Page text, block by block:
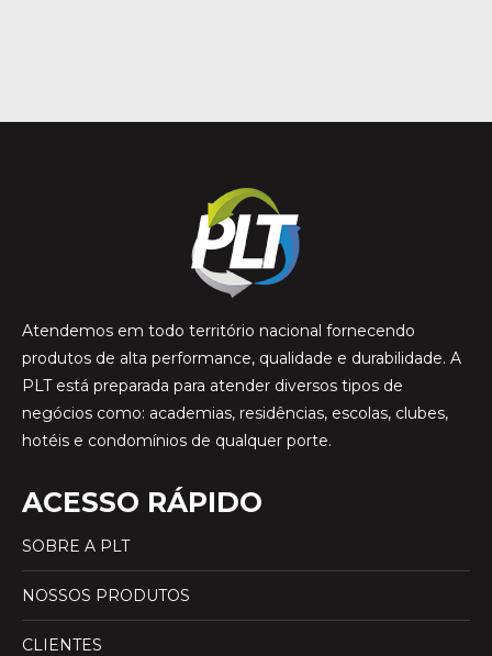
Atendemos em todo território nacional fornecendo
produtos de alta performance, qualidade e durabilidade. A
PLT está preparada para atender diversos tipos de
negócios como: academias, residências, escolas, clubes,
hotéis e condomínios de qualquer porte.
ACESSO RÁPIDO
SOBRE A PLT
NOSSOS PRODUTOS
CLIENTES